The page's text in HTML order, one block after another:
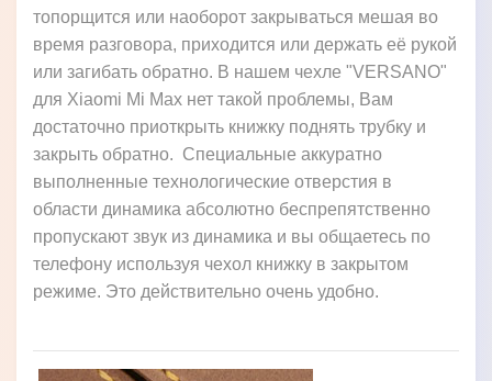
топорщится или наоборот закрываться мешая во
время разговора, приходится или держать её рукой
или загибать обратно. В нашем чехле "VERSANO"
для Xiaomi Mi Max нет такой проблемы, Вам
достаточно приоткрыть книжку поднять трубку и
закрыть обратно. Специальные аккуратно
выполненные технологические отверстия в
области динамика абсолютно беспрепятственно
пропускают звук из динамика и вы общаетесь по
телефону используя чехол книжку в закрытом
режиме. Это действительно очень удобно.